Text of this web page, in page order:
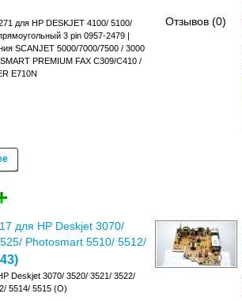
для HP DESKJET 4100/ 5100/
3 pin 0957-2479 |
SCANJET 5000/7000/7500 / 3000
PREMIUM FAX C309/C410 /
E710N
Отзывов (0)
для HP Deskjet 3070/
Photosmart 5510/ 5512/
)
Deskjet 3070/ 3520/ 3521/ 3522/
5514/ 5515 (О)